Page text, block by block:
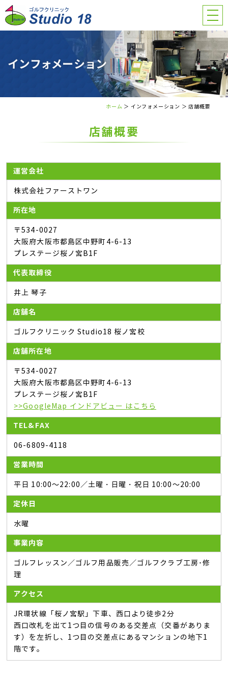
ホーム ＞ インフォメーション ＞ 店舗概要
店舗概要
運営会社
株式会社ファーストワン
所在地
〒534-0027
大阪府大阪市都島区中野町4-6-13
プレステージ桜ノ宮B1F
代表取締役
井上 琴子
店舗名
ゴルフクリニック Studio18 桜ノ宮校
店舗所在地
〒534-0027
大阪府大阪市都島区中野町4-6-13
プレステージ桜ノ宮B1F
>>GoogleMap インドアビュー はこちら
TEL&FAX
06-6809-4118
営業時間
平日 10:00～22:00／土曜・日曜・祝日 10:00～20:00
定休日
水曜
事業内容
ゴルフレッスン／ゴルフ用品販売／ゴルフクラブ工房･修
理
アクセス
JR環状線「桜ノ宮駅」下車、西口より徒歩2分
西口改札を出て1つ目の信号のある交差点（交番がありま
す）を左折し、1つ目の交差点にあるマンションの地下1
階です。